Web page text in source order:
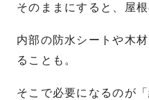
そのままにすると、屋
内部の防水シートや木
ることも。
そこで必要になるのが